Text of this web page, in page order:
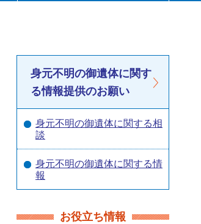
身元不明の御遺体に関す
る情報提供のお願い
身元不明の御遺体に関する相
談
身元不明の御遺体に関する情
報
お役立ち情報